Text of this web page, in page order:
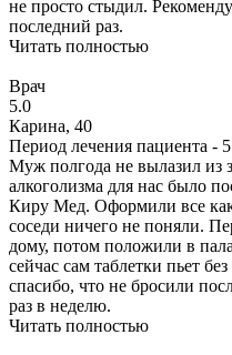
не просто стыдил.
последний раз.
Читать полностью
Врач
5.0
Карина, 40
Период лечения пациента -
Муж полгода не вылазил из
алкоголизма для нас было
Киру Мед. Оформили все
соседи ничего не поняли.
дому, потом положили в
сейчас сам таблетки пьет
спасибо, что не бросили
раз в неделю.
Читать полностью